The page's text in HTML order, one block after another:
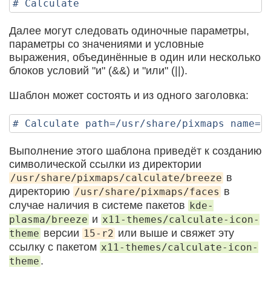
Далее могут следовать одиночные параметры,
параметры со значениями и условные
выражения, объединённые в один или несколько
блоков условий "и" (&&) и "или" (||).
Шаблон может состоять и из одного заголовка:
Выполнение этого шаблона приведёт к созданию
символической ссылки из директории
/usr/share/pixmaps/calculate/breeze в
директорию /usr/share/pixmaps/faces в
случае наличия в системе пакетов kde-
plasma/breeze и x11-themes/calculate-icon-
theme версии 15-r2 или выше и свяжет эту
ссылку с пакетом x11-themes/calculate-icon-
theme .